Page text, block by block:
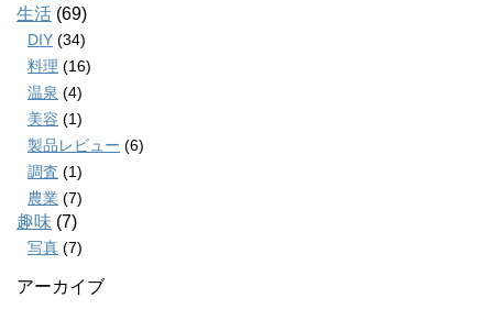
生活 (69)
DIY (34)
料理 (16)
温泉 (4)
美容 (1)
製品レビュー (6)
調査 (1)
農業 (7)
趣味 (7)
写真 (7)
アーカイブ